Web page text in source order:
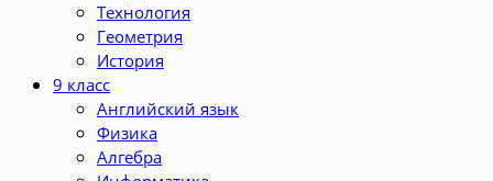
Технология
Геометрия
История
9 класс
Английский язык
Физика
Алгебра